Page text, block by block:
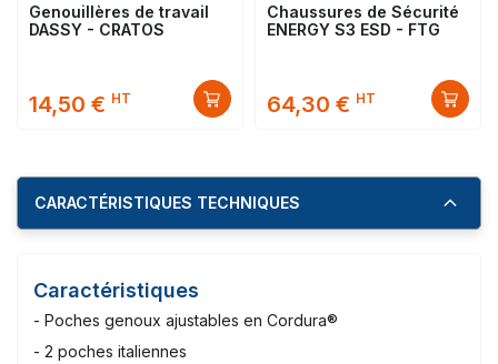
Genouillères de travail
DASSY - CRATOS
14,50 € HT
Chaussures de Sécurité
ENERGY S3 ESD - FTG
64,30 € HT
CARACTÉRISTIQUES TECHNIQUES
Caractéristiques
- Poches genoux ajustables en Cordura®
- 2 poches italiennes